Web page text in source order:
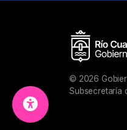
© 2026
Subsecretaría
Leer al pasar el